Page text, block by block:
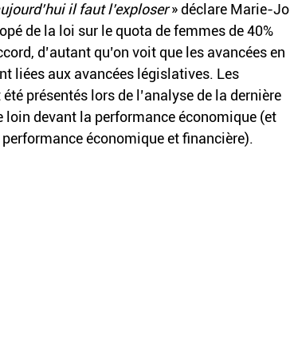
il faut l’exploser » déclare Marie-Jo
de la loi sur le quota de femmes de 40%
d’autant qu’on voit que les avancées en
liées aux avancées législatives. Les
présentés lors de l’analyse de la dernière
loin devant la performance économique (et
économique et financière).